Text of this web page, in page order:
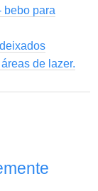
bebo para
de lazer.